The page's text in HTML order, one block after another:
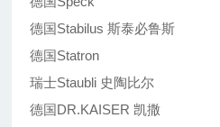
德国Stabilus 斯泰必鲁斯
德国Statron
瑞士Staubli 史陶比尔
德国DR.KAISER 凯撒